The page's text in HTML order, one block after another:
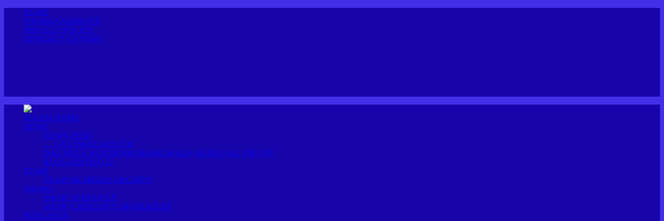
TEAM
WERBEANGEBOTE
PRIVACY POLICY
CONTACT US NOW!
SOLFM HOME
NEWS
NEWS-FEED
… DAS INSELWETTER
DAS NEUE WOCHENHOROSKOP AUF RADIO SOL FM FTV
BLOG-EINTRÄGE
TEAM
TEAM MEMBERS ARCHIVE
SHOWS
SHOW SCHEDULE
SHOW CATEGORY: MODERIERT
PODCASTS